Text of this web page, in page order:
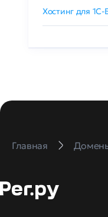
Хостинг для 1C-
Главная